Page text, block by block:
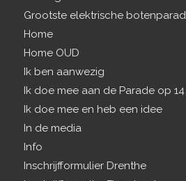
Grootste elektrische
Home
Home OUD
Ik ben aanwezig
Ik doe mee aan de Parade op 14
Ik doe mee en heb een idee
In de media
Info
Inschrijfformulier Drenthe